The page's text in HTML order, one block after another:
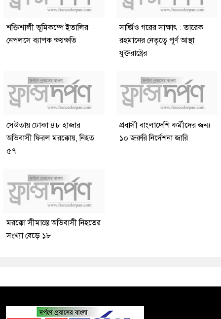
শক্তিশালী ভূমিকম্পে ইতালির
নেপলসে ব্যাপক ক্ষয়ক্ষতি
সার্জিও গরের সাক্ষাৎ : তারেক
রহমানের নেতৃত্বে পূর্ণ আস্থা
যুক্তরাষ্ট্রের
সেউতায় ঢোকা ৪৮ হাজার
অভিবাসী ফিরল মরক্কোয়, নিহত
৫৭
প্রবাসী বাংলাদেশি কর্মীদের জন্য
১০ জরুরি নির্দেশনা জারি
মরক্কো সীমান্তে অভিবাসী নিহতের
সংখ্যা বেড়ে ১৮